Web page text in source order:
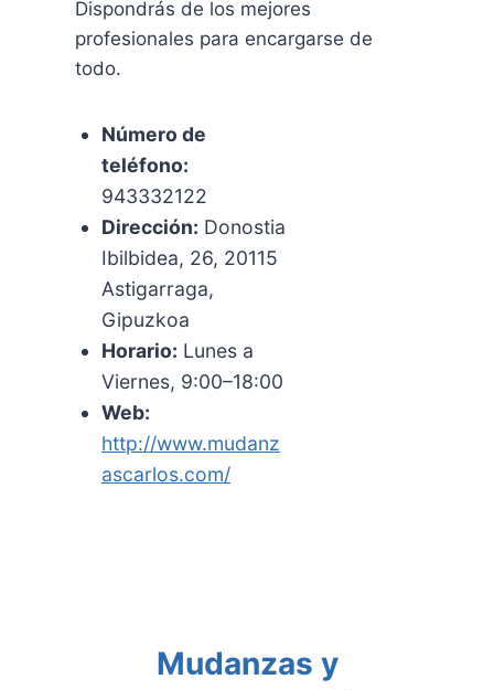
Dispondrás de los mejores
profesionales para encargarse de
todo.
Número de
teléfono:
943332122
Dirección: Donostia
Ibilbidea, 26, 20115
Astigarraga,
Gipuzkoa
Horario: Lunes a
Viernes, 9:00–18:00
Web:
http://www.mudanz
ascarlos.com/
Mudanzas y